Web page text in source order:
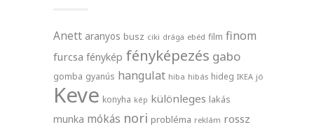
Anett aranyos busz ciki drága ebéd film finom
furcsa fénykép fényképezés gabo
gomba gyanús hangulat hiba hibás hideg IKEA jó
Keve konyha kép különleges lakás
munka mókás nori probléma reklám rossz